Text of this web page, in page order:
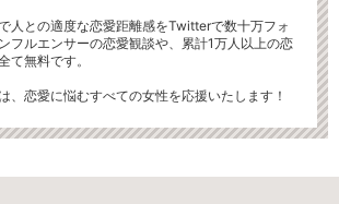
人との適度な恋愛距離感をTwitterで数十万フォ
フルエンサーの恋愛観談や、累計1万人以上の恋
て無料です。
、恋愛に悩むすべての女性を応援いたします！